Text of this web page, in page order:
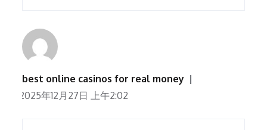
best online casinos for real money
2025年12月27日 上午2:02